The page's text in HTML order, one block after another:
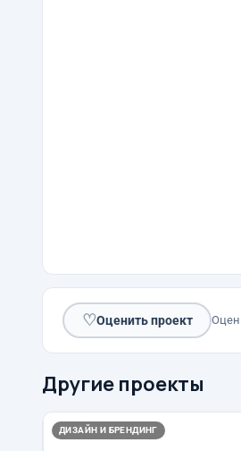
♡Оценить проект
Другие проекты
ДИЗАЙН И БРЕНДИНГ